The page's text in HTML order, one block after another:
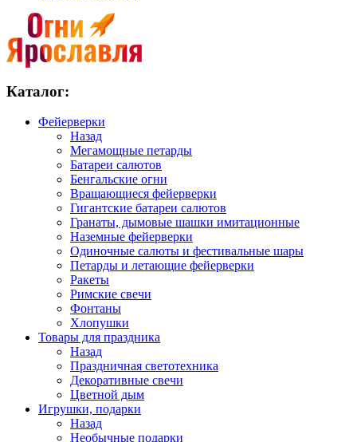
Каталог:
Фейерверки
Назад
Мегамощные петарды
Батареи салютов
Бенгальские огни
Вращающиеся фейерверки
Гигантские батареи салютов
Гранаты, дымовые шашки имитационные
Наземные фейерверки
Одиночные салюты и фестивальные шары
Петарды и летающие фейерверки
Ракеты
Римские свечи
Фонтаны
Хлопушки
Товары для праздника
Назад
Праздничная светотехника
Декоративные свечи
Цветной дым
Игрушки, подарки
Назад
Необычные подарки